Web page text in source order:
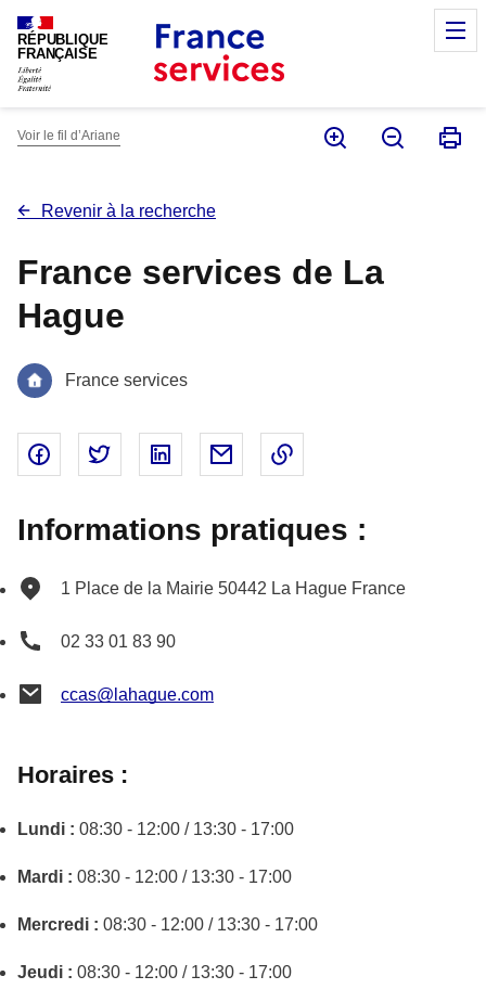
RÉPUBLIQUE
FRANÇAISE
Voir le fil d’Ariane
Revenir à la recherche
France services de La
Hague
France services
Partager sur Facebook - nouvelle fenêtre
Partager sur Twitter - nouvelle fenêtre
Partager sur Linked In - nouvelle
Partager par email - nouvelle
Informations pratiques :
1 Place de la Mairie 50442 La Hague France
02 33 01 83 90
ccas@lahague.com
Horaires :
Lundi : 08:30 - 12:00 / 13:30 - 17:00
Mardi : 08:30 - 12:00 / 13:30 - 17:00
Mercredi : 08:30 - 12:00 / 13:30 - 17:00
Jeudi : 08:30 - 12:00 / 13:30 - 17:00